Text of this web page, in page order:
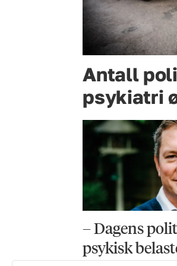
Antall
psykiatri
– Dagens
psykisk